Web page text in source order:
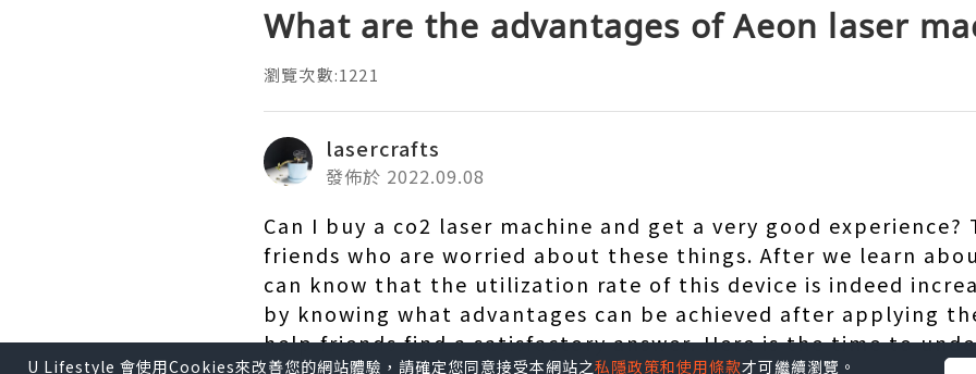
What are the advantages of Aeon laser
瀏覽次數:1221
lasercrafts
發佈於 2022.09.08
Can I buy a co2 laser machine and get a very good experience?
friends who are worried about these things. After we learn
can know that the utilization rate of this device is indeed
by knowing what advantages can be achieved after applying
help friends find a satisfactory answer. Here is the time to
U Lifestyle 會使用Cookies來改善您的網站體驗，請確定您同意接受本網站之私隱政策和使用條款才可繼續瀏覽。